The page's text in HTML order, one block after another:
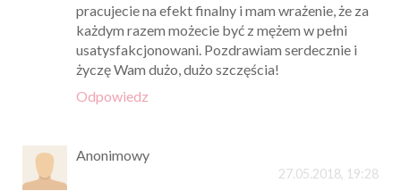
pracujecie na efekt finalny i mam wrażenie, że za
każdym razem możecie być z mężem w pełni
usatysfakcjonowani. Pozdrawiam serdecznie i
życzę Wam dużo, dużo szczęścia!
Odpowiedz
Anonimowy
27.05.2018, 19:28